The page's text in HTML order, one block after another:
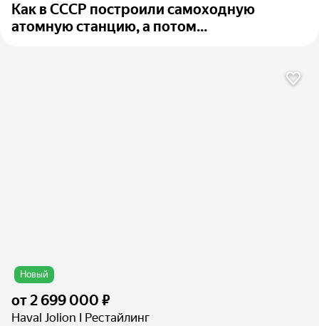
Как в СССР построили самоходную
атомную станцию, а потом...
Новый
от2 699 000 ₽
Haval Jolion I Рестайлинг